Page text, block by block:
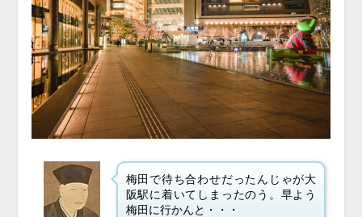
梅田で待ち合わせだったんじゃが大
阪駅に着いてしまったのう。早よう
梅田に行かんと・・・